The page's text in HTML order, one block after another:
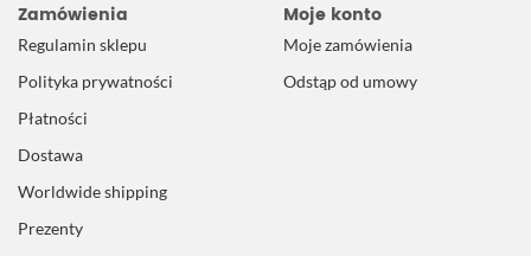
Zamówienia
Regulamin sklepu
Polityka prywatności
Płatności
Dostawa
Worldwide shipping
Prezenty
Moje konto
Moje zamówienia
Odstąp od umowy